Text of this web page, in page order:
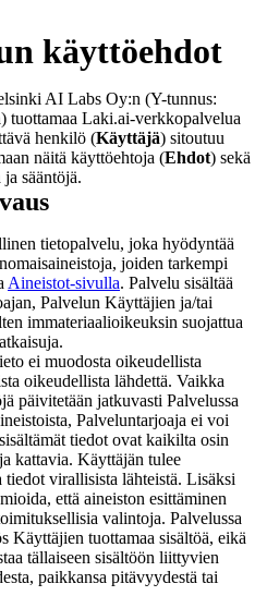
käyttöehdot
AI Labs Oy:n (Y-tunnus:
) tuottamaa Laki.ai-verkkopalvelua
henkilö (Käyttäjä) sitoutuu
näitä käyttöehtoja (Ehdot) sekä
sääntöjä.
tietopalvelu, joka hyödyntää
joiden tarkempi
Aineistot-sivulla. Palvelu sisältää
Palvelun Käyttäjien ja/tai
immateriaalioikeuksin suojattua
ei muodosta oikeudellista
oikeudellista lähdettä. Vaikka
päivitetään jatkuvasti Palvelussa
Palveluntarjoaja ei voi
tiedot ovat kaikilta osin
kattavia. Käyttäjän tulee
tiedot virallisista lähteistä. Lisäksi
että aineiston esittäminen
valintoja. Palvelussa
Käyttäjien tuottamaa sisältöä, eikä
tällaiseen sisältöön liittyvien
paikkansa pitävyydestä tai